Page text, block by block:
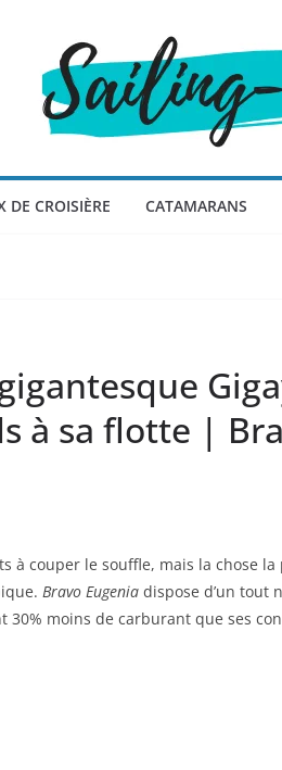
DE CROISIÈRE CATAMARANS
à sa flotte |
à couper le souffle, mais la chose
Bravo Eugenia dispose d’un tout
moins de carburant que ses